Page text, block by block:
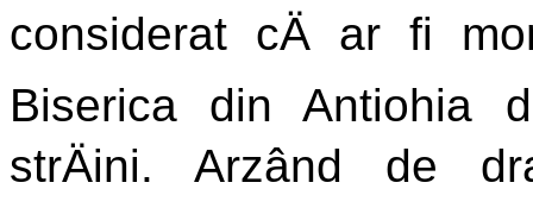
considerat cÄ ar fi
Biserica din Antiohia
strÄini. Arzând de